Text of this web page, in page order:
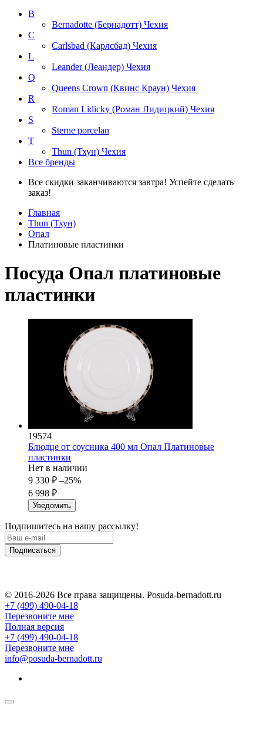
B
Bernadotte (Бернадотт) Чехия
C
Carlsbad (Карлсбад) Чехия
L
Leander (Леандер) Чехия
Q
Queens Crown (Квинс Краун) Чехия
R
Roman Lidicky (Роман Лидицкий) Чехия
S
Sterne porcelan
T
Thun (Тхун) Чехия
Все бренды
Все скидки заканчиваются завтра! Успейте сделать
заказ!
Главная
Thun (Тхун)
Опал
Платиновые пластинки
Посуда Опал платиновые
пластинки
19574
Блюдце от соусника 400 мл Опал Платиновые
пластинки
Нет в наличии
9 330 ₽ –25%
6 998 ₽
Уведомить
Подпишитесь на нашу рассылку!
Подписаться
© 2016-2026 Все права защищены. Posuda-bernadott.ru
+7 (499) 490-04-18
Перезвоните мне
Полная версия
+7 (499) 490-04-18
Перезвоните мне
info@posuda-bernadott.ru